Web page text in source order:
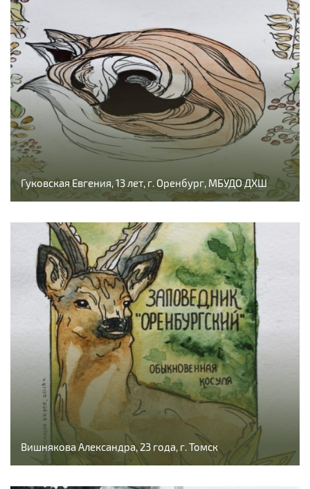
Гуковская Евгения, 13 лет, г. Оренбург, МБУДО ДХШ
Вишнякова Александра, 23 года, г. Томск